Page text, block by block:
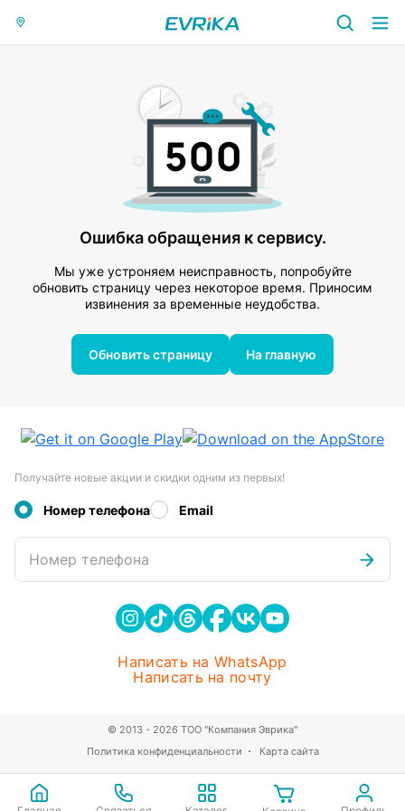
Ошибка обращения к сервису.
Мы уже устроняем неисправность, попробуйте
обновить страницу через некоторое время. Приносим
извинения за временные неудобства.
Обновить страницу На главную
Получайте новые акции и скидки одним из первых!
Номер телефона Email
Номер телефона
Написать на WhatsApp
Написать на почту
Политика конфиденциальности Карта сайта
© 2013 - 2026 ТОО "Компания Эврика"